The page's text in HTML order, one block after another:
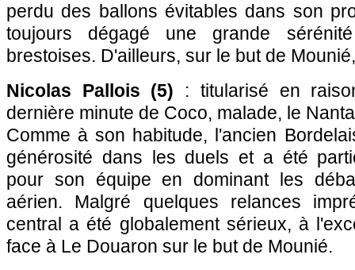
perdu des ballons évitables dans son
toujours dégagé une grande
brestoises. D'ailleurs, sur le but de
Nicolas Pallois (5) : titularisé en
dernière minute de Coco, malade, le
Comme à son habitude, l'ancien
générosité dans les duels et a été
pour son équipe en dominant les
aérien. Malgré quelques relances
central a été globalement sérieux, à
face à Le Douaron sur le but de Mounié.